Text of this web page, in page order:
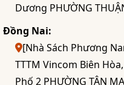
Dương PHƯỜNG
Đồng Nai:
[Nhà Sách Phương
TTTM Vincom Biên
Phố 2 PHƯỜNG TÂN